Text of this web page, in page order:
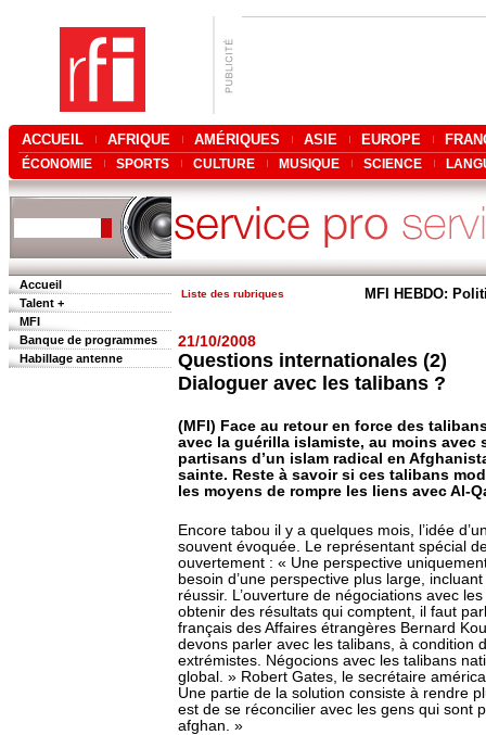
ACCUEIL AFRIQUE AMÉRIQUES ASIE EUROPE
ÉCONOMIE SPORTS CULTURE MUSIQUE SCIENCE
Accueil
Talent +
MFI
Banque de programmes
Habillage antenne
Liste des rubriques MFI HEBDO:
21/10/2008
Questions internationales (2)
Dialoguer avec les talibans ?
(MFI) Face au retour en force des
avec la guérilla islamiste, au moins avec
partisans d’un islam radical en
sainte. Reste à savoir si ces talibans
les moyens de rompre les liens avec Al-
Encore tabou il y a quelques mois, l’idée
souvent évoquée. Le représentant spécial
ouvertement : « Une perspective
besoin d’une perspective plus large,
réussir. L’ouverture de négociations avec
obtenir des résultats qui comptent, il faut
français des Affaires étrangères Bernard
devons parler avec les talibans, à condition
extrémistes. Négocions avec les talibans
global. » Robert Gates, le secrétaire
Une partie de la solution consiste à rendre
est de se réconcilier avec les gens qui sont
afghan. »